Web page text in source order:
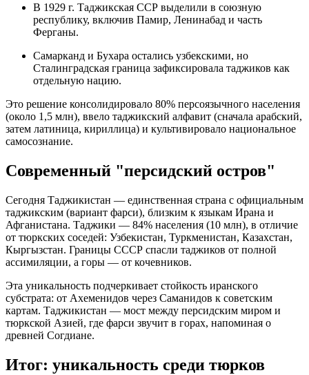
В 1929 г. Таджикская ССР выделили в союзную
республику, включив Памир, Ленинабад и часть
Ферганы.
Самарканд и Бухара остались узбекскими, но
Сталинградская граница зафиксировала таджиков как
отдельную нацию.
Это решение консолидировало 80% персоязычного населения
(около 1,5 млн), ввело таджикский алфавит (сначала арабский,
затем латиница, кириллица) и культивировало национальное
самосознание.
Современный "персидский остров"
Сегодня Таджикистан — единственная страна с официальным
таджикским (вариант фарси), близким к языкам Ирана и
Афганистана. Таджики — 84% населения (10 млн), в отличие
от тюркских соседей: Узбекистан, Туркменистан, Казахстан,
Кыргызстан. Границы СССР спасли таджиков от полной
ассимиляции, а горы — от кочевников.
Эта уникальность подчеркивает стойкость иранского
субстрата: от Ахеменидов через Саманидов к советским
картам. Таджикистан — мост между персидским миром и
тюркской Азией, где фарси звучит в горах, напоминая о
древней Согдиане.
Итог: уникальность среди тюрков